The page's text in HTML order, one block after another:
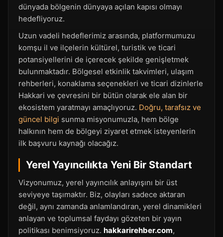
dünyada bölgenin dünyaya açılan kapısı olmayı
hedefliyoruz.
Uzun vadeli hedeflerimiz arasında, platformumuzu
komşu il ve ilçelerin kültürel, turistik ve ticari
potansiyellerini de içerecek şekilde genişletmek
bulunmaktadır. Bölgesel etkinlik takvimleri, ulaşım
rehberleri, konaklama seçenekleri ve ticari dizinlerle
Hakkari ve çevresini bir bütün olarak ele alan bir
ekosistem yaratmayı amaçlıyoruz. Doğru, tarafsız ve
güncel bilgi sunma misyonumuzla, hem bölge
halkının hem de bölgeyi ziyaret etmek isteyenlerin
ilk başvuru kaynağı olacağız.
Yerel Yayıncılıkta Yeni Bir Standart
Vizyonumuz, yerel yayıncılık anlayışını bir üst
seviyeye taşımaktır. Biz, olayları sadece aktaran
değil, aynı zamanda anlamlandıran, yerel dinamikleri
anlayan ve toplumsal faydayı gözeten bir yayın
politikası benimsiyoruz. hakkarirehber.com,